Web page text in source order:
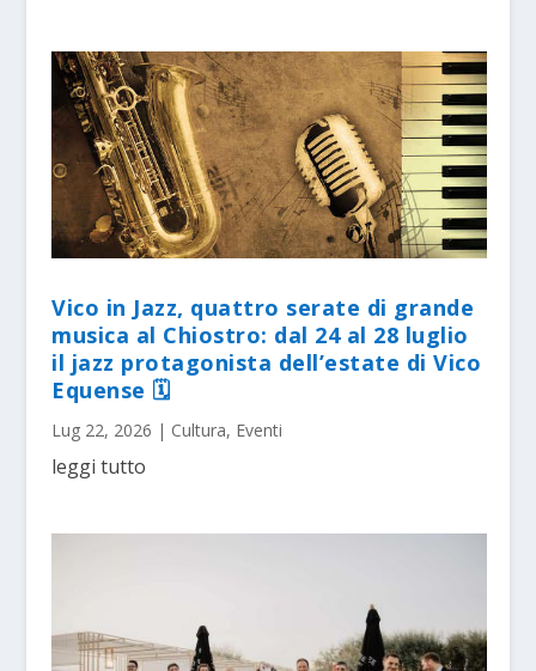
Vico in Jazz, quattro serate di grande
musica al Chiostro: dal 24 al 28 luglio
il jazz protagonista dell’estate di Vico
Equense 🗓
Lug 22, 2026 | Cultura, Eventi
leggi tutto